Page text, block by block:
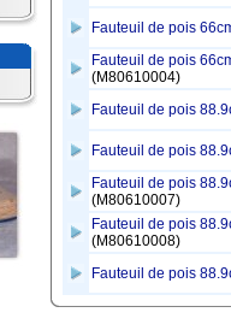
Fauteuil de pois
Fauteuil de pois
(M80610004)
Fauteuil de pois
Fauteuil de pois
Fauteuil de pois
(M80610007)
Fauteuil de pois
(M80610008)
Fauteuil de pois